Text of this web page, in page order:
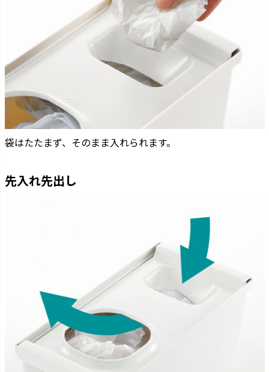
袋はたたまず、そのまま入れられます。
先入れ先出し